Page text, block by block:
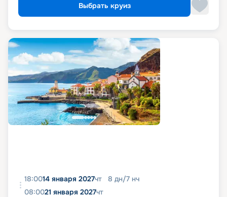
Выбрать круиз
18:0014 января 2027чт 8 дн/7 нч
08:0021 января 2027чт